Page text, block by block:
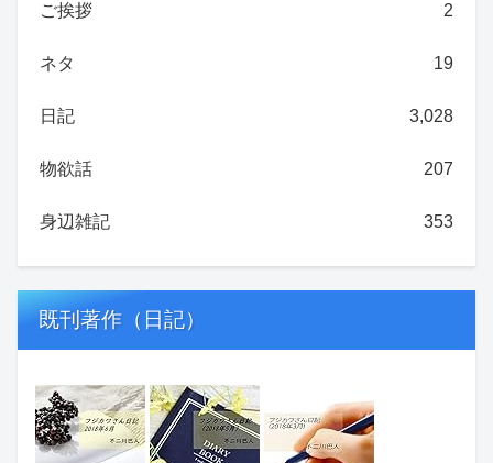
ご挨拶 2
ネタ 19
日記 3,028
物欲話 207
身辺雑記 353
既刊著作（日記）